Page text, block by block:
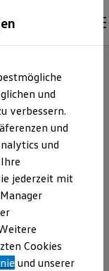
finden
konfigurieren
&
und
verbessern.
und
und
jederzeit mit
Cookies
und unserer